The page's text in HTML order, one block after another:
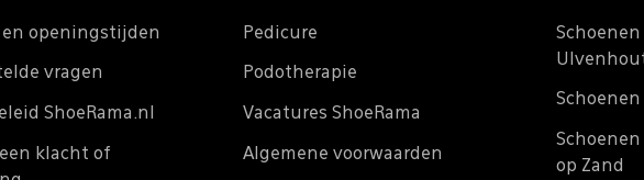
openingstijden
vragen
ShoeRama.nl
klacht of
Pedicure
Podotherapie
Vacatures ShoeRama
Algemene voorwaarden
Schoenen
op Zand